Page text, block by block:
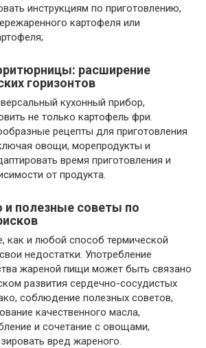
инструкциям по приготовлению,
картофеля или
расширение
горизонтов
кухонный прибор,
не только картофель фри.
рецепты для приготовления
овощи, морепродукты и
время приготовления и
от продукта.
и полезные советы по
как и любой способ термической
недостатки. Употребление
жареной пищи может быть связано
развития сердечно-сосудистых
соблюдение полезных советов,
качественного масла,
и сочетание с овощами,
вред жареного.